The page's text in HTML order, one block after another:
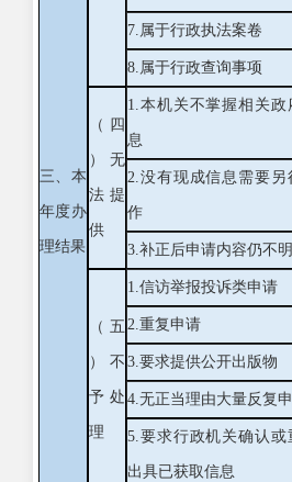
三、本
年度办
理结果
7.属于行政执法案卷
8.属于行政查询事项
（四
）无
法提
供
1.本机关不掌握相关政
息
2.没有现成信息需要另
作
3.补正后申请内容仍不
（五
）不
予处
理
1.信访举报投诉类申请
2.重复申请
3.要求提供公开出版物
4.无正当理由大量反复
5.要求行政机关确认或
出具已获取信息